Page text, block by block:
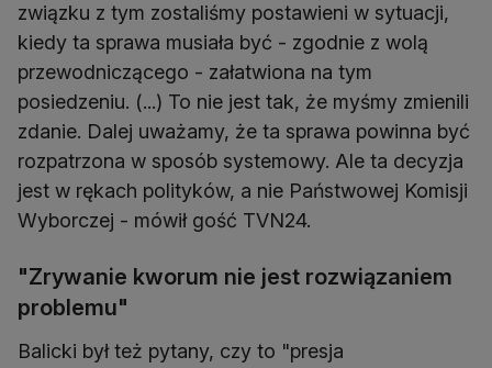
związku z tym zostaliśmy postawieni w sytuacji,
kiedy ta sprawa musiała być - zgodnie z wolą
przewodniczącego - załatwiona na tym
posiedzeniu. (...) To nie jest tak, że myśmy zmienili
zdanie. Dalej uważamy, że ta sprawa powinna być
rozpatrzona w sposób systemowy. Ale ta decyzja
jest w rękach polityków, a nie Państwowej Komisji
Wyborczej - mówił gość TVN24.
"Zrywanie kworum nie jest rozwiązaniem
problemu"
Balicki był też pytany, czy to "presja